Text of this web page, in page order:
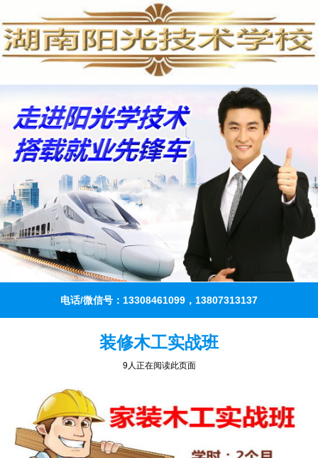
电话/微信号：13308461099，13807313137
装修木工实战班
6人正在阅读此页面